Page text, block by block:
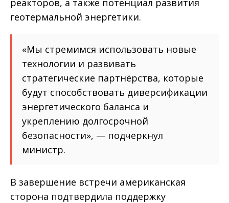
реакторов, а также потенциал развития
геотермальной энергетики.
«Мы стремимся использовать новые
технологии и развивать
стратегические партнёрства, которые
будут способствовать диверсификации
энергетического баланса и
укреплению долгосрочной
безопасности», — подчеркнул
министр.
В завершение встречи американская
сторона подтвердила поддержку